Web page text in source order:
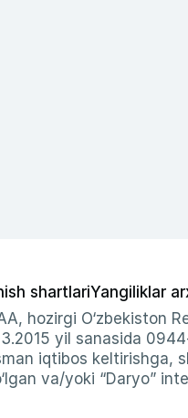
shartlariYangiliklar
hozirgi O‘zbekiston
yil sanasida
iqtibos
va/yoki “Daryo”